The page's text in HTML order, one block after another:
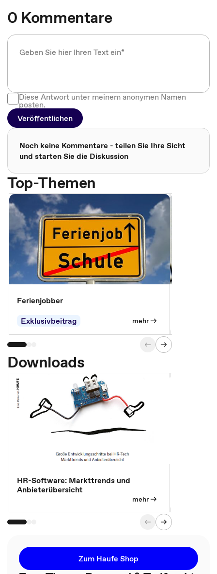
0 Kommentare
Diese Antwort unter meinem anonymen Namen
posten.
Veröffentlichen
Noch keine Kommentare - teilen Sie Ihre Sicht
und starten Sie die Diskussion
Top-Themen
Ferienjobber
Exklusivbeitrag
mehr
Downloads
HR-Software: Markttrends und
Anbieterübersicht
mehr
Zum Haufe Shop